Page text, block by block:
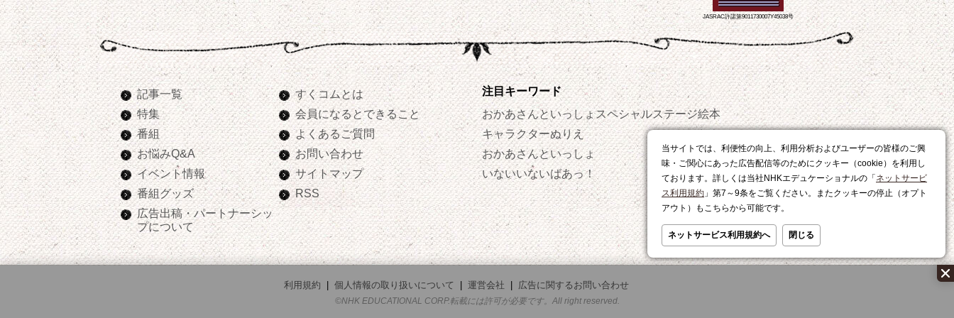
当サイトでは、利便性の向上、利用分析およびユーザーの皆様のご興
味・ご関心にあった広告配信等のためにクッキー（cookie）を利用し
ております。詳しくは当社NHKエデュケーショナルの「 ネットサービ
ス利用規約 」第7～9条をご覧ください。またクッキーの停止（オプト
アウト）もこちらから可能です。
ネットサービス利用規約へ 閉じる
JASRAC許諾第9011730007Y45038号
記事一覧
特集
番組
お悩みQ&A
イベント情報
番組グッズ
広告出稿・パートナーシッ
プについて
すくコムとは
会員になるとできること
よくあるご質問
お問い合わせ
サイトマップ
RSS
注目キーワード
おかあさんといっしょスペシャルステージ
キャラクターぬりえ
おかあさんといっしょ
いないいないばあっ！
絵本
おやつ
レシピ
利用規約 個人情報の取り扱いについて 運営会社
広告に関するお問い合わせ
©NHK EDUCATIONAL CORP.転載には許可が必要です。All right reserved.